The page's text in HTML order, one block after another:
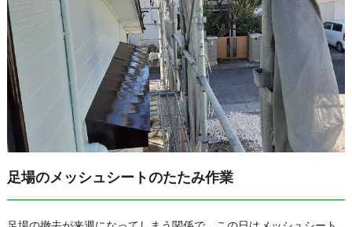
足場のメッシュシートのたたみ作業